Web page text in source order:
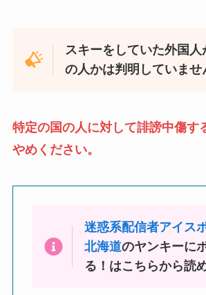
スキーをしていた外国人
の人かは判明していませ
特定の国の人に対して誹謗中傷す
やめください。
迷惑系配信者アイス
北海道のヤンキーに
る！はこちらから読